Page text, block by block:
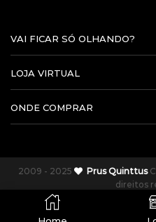
VAI FICAR SÓ OLHANDO?
LOJA VIRTUAL
ONDE COMPRAR
2009 - 2025 Prus Quinttus
direitos